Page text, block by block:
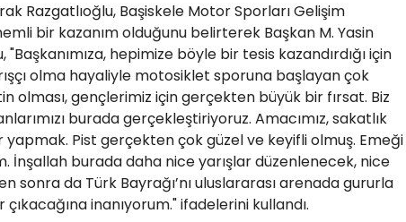
Razgatlıoğlu, Başiskele Motor Sporları Gelişim
bir kazanım olduğunu belirterek Başkan M. Yasin
hepimize böyle bir tesis kazandırdığı için
olma hayaliyle motosiklet sporuna başlayan çok
olması, gençlerimiz için gerçekten büyük bir fırsat. Biz
burada gerçekleştiriyoruz. Amacımız, sakatlık
Pist gerçekten çok güzel ve keyifli olmuş. Emeği
İnşallah burada daha nice yarışlar düzenlenecek, nice
sonra da Türk Bayrağı’nı uluslararası arenada gururla
inanıyorum." ifadelerini kullandı.